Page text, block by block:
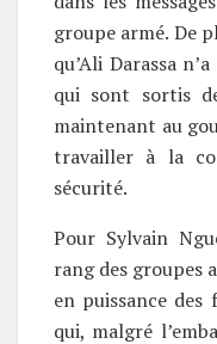
groupe armé. De
qu’Ali Darassa
qui sont sortis
maintenant au
travailler à la
sécurité.
Pour Sylvain
rang des groupes
en puissance des
qui, malgré